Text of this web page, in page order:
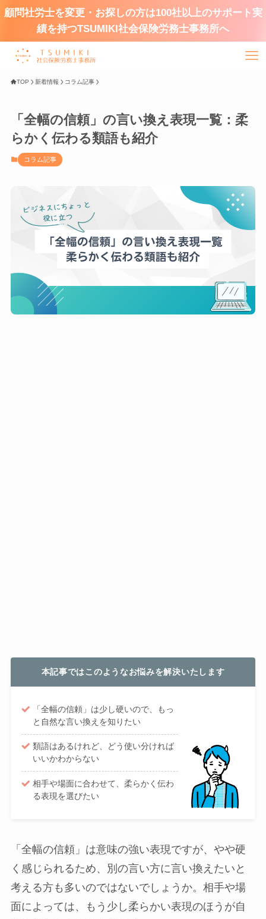
顧問社労士を変更・お探しの方は100社以上のサポート実
績を持つTSUMIKI社会保険労務士事務所へ
TOP 新着情報 コラム記事
「全幅の信頼」の言い換え表現一覧：柔
らかく伝わる類語も紹介
コラム記事
本記事ではこのようなお悩みを解決いたします
「全幅の信頼」は少し硬いので、もっ
と自然な言い換えを知りたい
類語はあるけれど、どう使い分ければ
いいかわからない
相手や場面に合わせて、柔らかく伝わ
る表現を選びたい
「全幅の信頼」は意味の強い表現ですが、やや硬
く感じられるため、別の言い方に言い換えたいと
考える方も多いのではないでしょうか。相手や場
面によっては、もう少し柔らかい表現のほうが自